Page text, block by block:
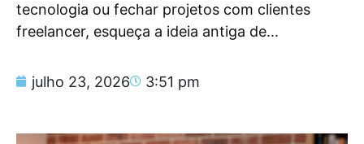
tecnologia ou fechar projetos com clientes
freelancer, esqueça a ideia antiga de...
julho 23, 2026 3:51 pm